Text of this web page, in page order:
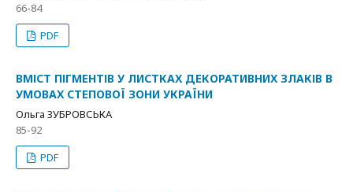
66-84
PDF
ВМІСТ ПІГМЕНТІВ У ЛИСТКАХ ДЕКОРАТИВНИХ ЗЛАКІВ В
УМОВАХ СТЕПОВОЇ ЗОНИ УКРАЇНИ
Ольга ЗУБРОВСЬКА
85-92
PDF